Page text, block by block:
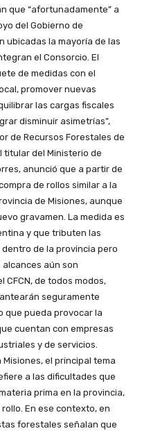
que “afortunadamente” a
del Gobierno de
ubicadas la mayoría de las
el Consorcio. El
de medidas con el
promover nuevas
las cargas fiscales
disminuir asimetrías”,
de Recursos Forestales de
titular del Ministerio de
anunció que a partir de
de rollos similar a la
de Misiones, aunque
gravamen. La medida es
y que tributen las
de la provincia pero
aún son
de todos modos,
seguramente
que pueda provocar la
cuentan con empresas
y de servicios.
el principal tema
a las dificultades que
prima en la provincia,
En ese contexto, en
forestales señalan que